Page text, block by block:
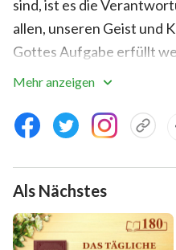
sind, ist es die
allen, unseren Geist und
Gottes Aufgabe erfüllt
komplettes Wesen kam
Körper weder Gottes
Zweck der Menschheit
Seelen derer unwürdig
gepeinigt wurden, und
im Angesicht Gottes sein,
Mehr anzeigen
Als Nächstes